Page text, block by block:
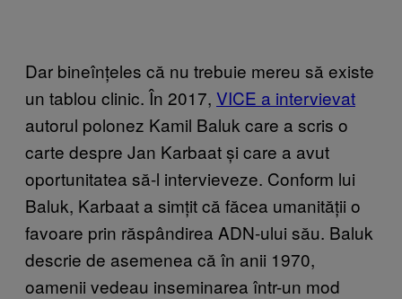
Dar bineînțeles că nu trebuie mereu să existe
un tablou clinic. În 2017, VICE a intervievat
autorul polonez Kamil Baluk care a scris o
carte despre Jan Karbaat și care a avut
oportunitatea să-l intervieveze. Conform lui
Baluk, Karbaat a simțit că făcea umanității o
favoare prin răspândirea ADN-ului său. Baluk
descrie de asemenea că în anii 1970,
oamenii vedeau inseminarea într-un mod